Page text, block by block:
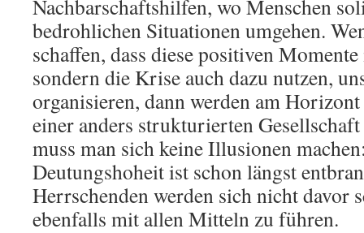
Nachbarschaftshilfen, wo Menschen
bedrohlichen Situationen umgehen.
schaffen, dass diese positiven
sondern die Krise auch dazu nutzen,
organisieren, dann werden am
einer anders strukturierten
muss man sich keine Illusionen
Deutungshoheit ist schon längst
Herrschenden werden sich nicht davor
ebenfalls mit allen Mitteln zu führen.